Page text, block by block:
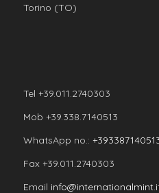
Torino (TO)
Tel +39.011.2740303
Mob +39.338.7140513
WhatsApp no.:
Fax +39.011.2740303
Email